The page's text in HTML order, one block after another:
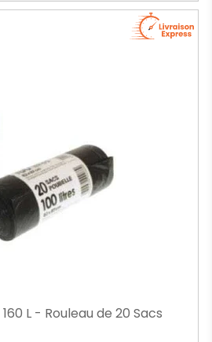
L - Rouleau de 20 Sacs